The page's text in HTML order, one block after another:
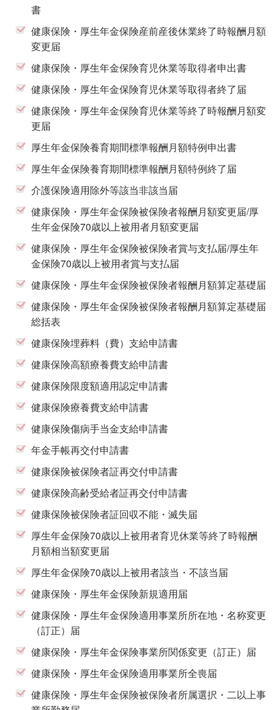
書
健康保険・厚生年金保険産前産後休業終了時報酬月額
変更届
健康保険・厚生年金保険育児休業等取得者申出書
健康保険・厚生年金保険育児休業等取得者終了届
健康保険・厚生年金保険育児休業等終了時報酬月額変
更届
厚生年金保険養育期間標準報酬月額特例申出書
厚生年金保険養育期間標準報酬月額特例終了届
介護保険適用除外等該当非該当届
健康保険・厚生年金保険被保険者報酬月額変更届/厚
生年金保険70歳以上被用者月額変更届
健康保険・厚生年金保険被保険者賞与支払届/厚生年
金保険70歳以上被用者賞与支払届
健康保険・厚生年金保険被保険者報酬月額算定基礎届
健康保険・厚生年金保険被保険者報酬月額算定基礎届
総括表
健康保険埋葬料（費）支給申請書
健康保険高額療養費支給申請書
健康保険限度額適用認定申請書
健康保険療養費支給申請書
健康保険傷病手当金支給申請書
年金手帳再交付申請書
健康保険被保険者証再交付申請書
健康保険高齢受給者証再交付申請書
健康保険被保険者証回収不能・滅失届
厚生年金保険70歳以上被用者育児休業等終了時報酬
月額相当額変更届
厚生年金保険70歳以上被用者該当・不該当届
健康保険・厚生年金保険新規適用届
健康保険・厚生年金保険適用事業所所在地・名称変更
（訂正）届
健康保険・厚生年金保険事業所関係変更（訂正）届
健康保険・厚生年金保険適用事業所全喪届
健康保険・厚生年金保険被保険者所属選択・二以上事